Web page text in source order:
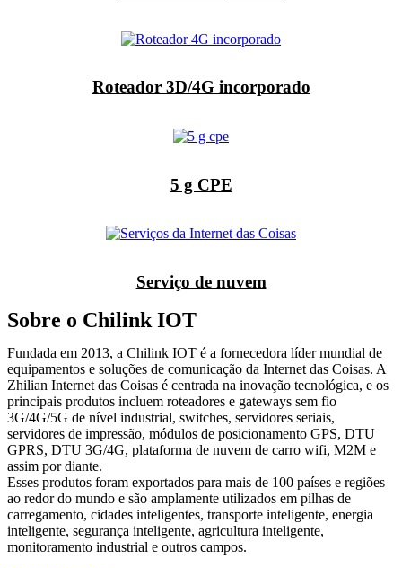
Roteador 3D/4G incorporado
5 g CPE
Serviço de nuvem
Sobre o Chilink IOT
Fundada em 2013, a Chilink IOT é a fornecedora líder mundial de
equipamentos e soluções de comunicação da Internet das Coisas. A
Zhilian Internet das Coisas é centrada na inovação tecnológica, e os
principais produtos incluem roteadores e gateways sem fio
3G/4G/5G de nível industrial, switches, servidores seriais,
servidores de impressão, módulos de posicionamento GPS, DTU
GPRS, DTU 3G/4G, plataforma de nuvem de carro wifi, M2M e
assim por diante.
Esses produtos foram exportados para mais de 100 países e regiões
ao redor do mundo e são amplamente utilizados em pilhas de
carregamento, cidades inteligentes, transporte inteligente, energia
inteligente, segurança inteligente, agricultura inteligente,
monitoramento industrial e outros campos.